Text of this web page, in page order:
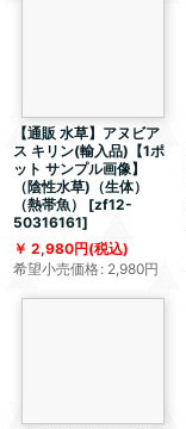
【通販 水草】アヌビア
ス キリン(輸入品)【1ポ
ット サンプル画像】
（陰性水草)（生体）
（熱帯魚）
[zf12-
50316161]
2,980円(税込)
希望小売価格: 2,980円